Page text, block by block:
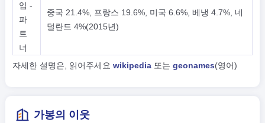
입 -
파
트
너
중국 21.4%, 프랑스 19.6%, 미국 6.6%, 베냉 4.7%, 네
덜란드 4%(2015년)
자세한 설명은, 읽어주세요 wikipedia또는 geonames(영어)
가봉의 이웃